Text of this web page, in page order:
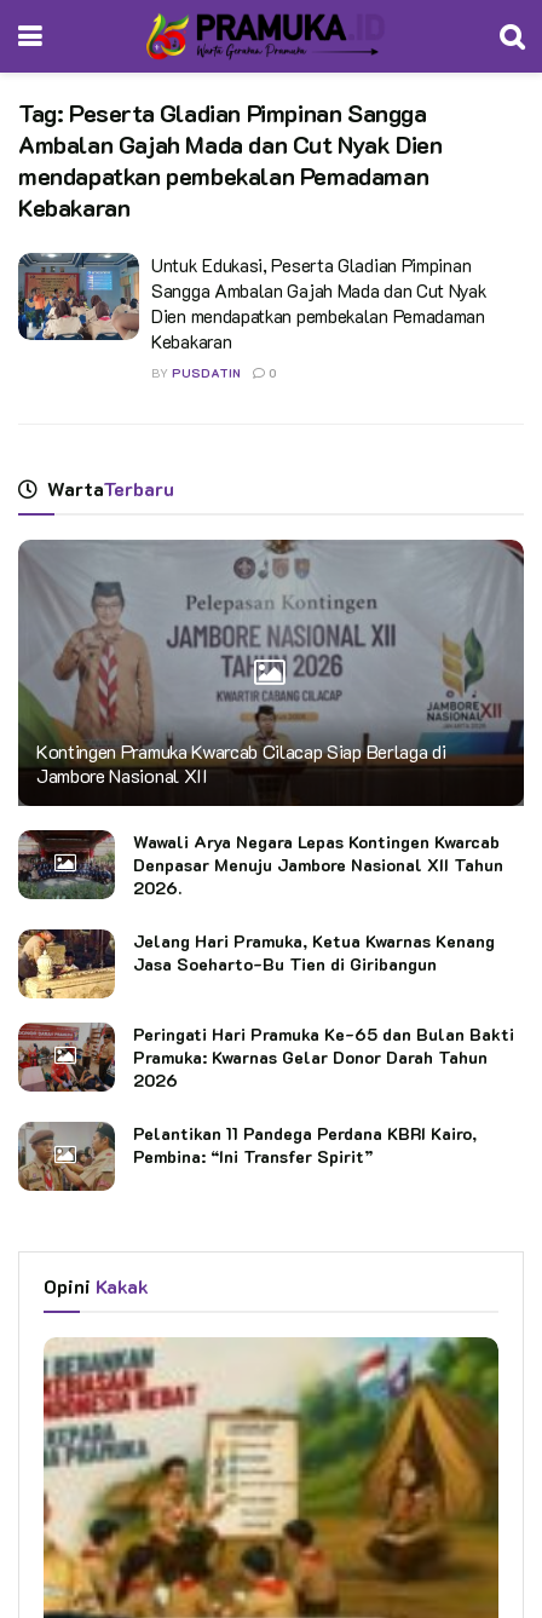
Tag: Peserta Gladian Pimpinan Sangga
Ambalan Gajah Mada dan Cut Nyak Dien
mendapatkan pembekalan Pemadaman
Kebakaran
Untuk Edukasi, Peserta Gladian Pimpinan
Sangga Ambalan Gajah Mada dan Cut Nyak
Dien mendapatkan pembekalan Pemadaman
Kebakaran
BY PUSDATIN 0
WartaTerbaru
Kontingen Pramuka Kwarcab Cilacap Siap Berlaga di
Jambore Nasional XII
Wawali Arya Negara Lepas Kontingen Kwarcab
Denpasar Menuju Jambore Nasional XII Tahun
2026.
Jelang Hari Pramuka, Ketua Kwarnas Kenang
Jasa Soeharto-Bu Tien di Giribangun
Peringati Hari Pramuka Ke-65 dan Bulan Bakti
Pramuka: Kwarnas Gelar Donor Darah Tahun
2026
Pelantikan 11 Pandega Perdana KBRI Kairo,
Pembina: “Ini Transfer Spirit”
Opini Kakak